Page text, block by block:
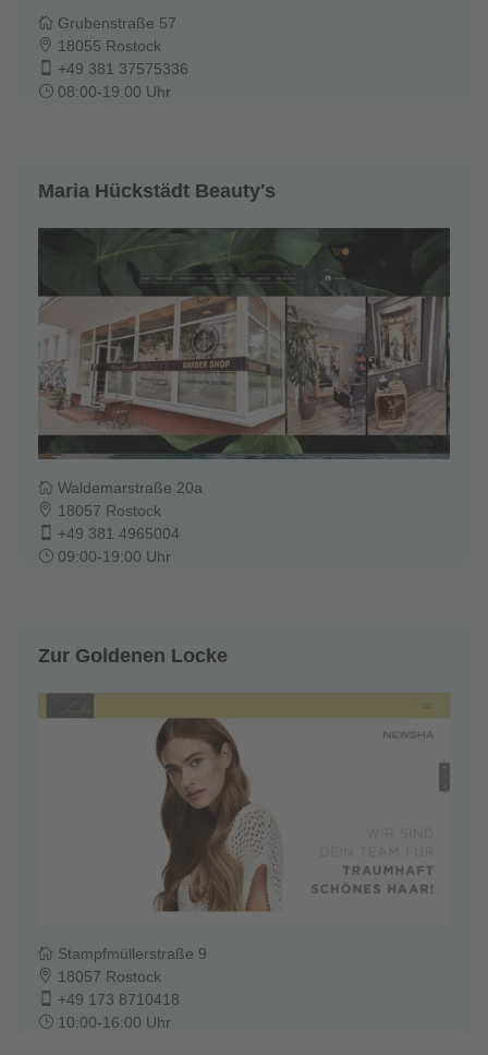
Grubenstraße 57
18055 Rostock
+49 381 37575336
08:00-19:00 Uhr
Maria Hückstädt Beauty's
Waldemarstraße 20a
18057 Rostock
+49 381 4965004
09:00-19:00 Uhr
Zur Goldenen Locke
Stampfmüllerstraße 9
18057 Rostock
+49 173 8710418
10:00-16:00 Uhr